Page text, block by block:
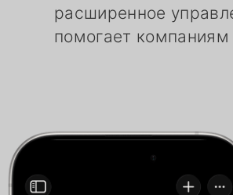
расширенное
помогает